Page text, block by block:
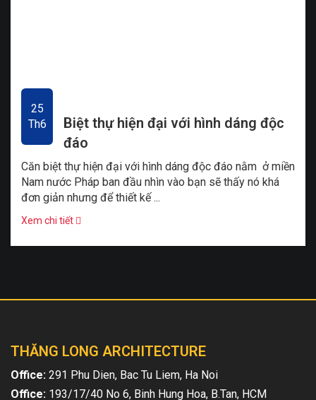
Biệt thự hiện đại với hình dáng độc
đáo
Căn biệt thự hiện đại với hình dáng độc đáo nằm ở miền
Nam nước Pháp ban đầu nhìn vào bạn sẽ thấy nó khá
đơn giản nhưng để thiết kế ...
25
Th6
Xem chi tiết
THĂNG LONG ARCHITECTURE
Office: 291 Phu Dien, Bac Tu Liem, Ha Noi
Office: 193/17/40 No 6, Binh Hung Hoa, B.Tan, HCM